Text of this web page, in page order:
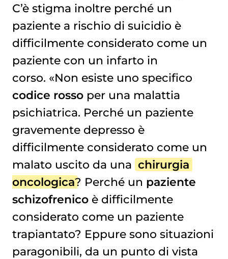
C’è stigma inoltre perché un
paziente a rischio di suicidio è
difficilmente considerato come un
paziente con un infarto in
corso. «Non esiste uno specifico
codice rosso per una malattia
psichiatrica. Perché un paziente
gravemente depresso è
difficilmente considerato come un
malato uscito da una chirurgia
oncologica? Perché un paziente
schizofrenicoè difficilmente
considerato come un paziente
trapiantato? Eppure sono situazioni
paragonibili, da un punto di vista